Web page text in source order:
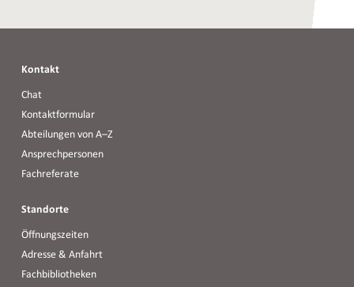
Kontakt
Chat
Kontaktformular
Abteilungen von A–Z
Ansprechpersonen
Fachreferate
Standorte
Öffnungszeiten
Adresse & Anfahrt
Fachbibliotheken